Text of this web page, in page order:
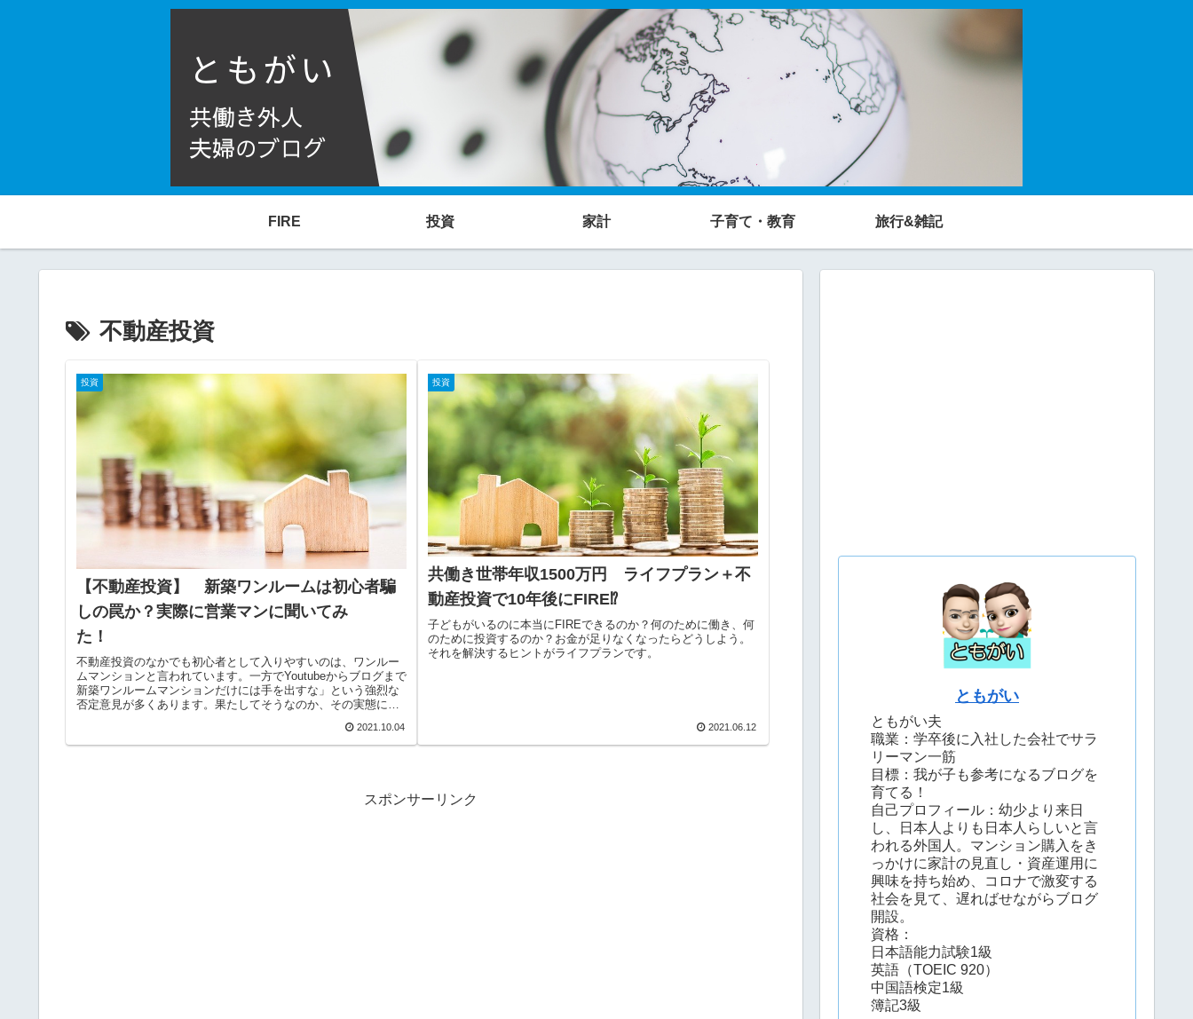
FIRE 投資 家計 子育て・教育 旅行&雑記
不動産投資
投資
【不動産投資】 新築ワンルームは初心者騙
しの罠か？実際に営業マンに聞いてみ
た！
不動産投資のなかでも初心者として入りやすいのは、ワンルー
ムマンションと言われています。一方でYoutubeからブログまで
新築ワンルームマンションだけには手を出すな」という強烈な
否定意見が多くあります。果たしてそうなのか、その実態につ
2021.10.04
投資
共働き世帯年収1500万円 ライフプラン＋不
動産投資で10年後にFIRE⁉
子どもがいるのに本当にFIREできるのか？何のために働き、何
のために投資するのか？お金が足りなくなったらどうしよう。
それを解決するヒントがライフプランです。
2021.06.12
スポンサーリンク
ともがい
ともがい夫
職業：学卒後に入社した会社でサラ
リーマン一筋
目標：我が子も参考になるブログを
育てる！
自己プロフィール：幼少より来日
し、日本人よりも日本人らしいと言
われる外国人。マンション購入をき
っかけに家計の見直し・資産運用に
興味を持ち始め、コロナで激変する
社会を見て、遅ればせながらブログ
開設。
資格：
日本語能力試験1級
英語（TOEIC 920）
中国語検定1級
簿記3級